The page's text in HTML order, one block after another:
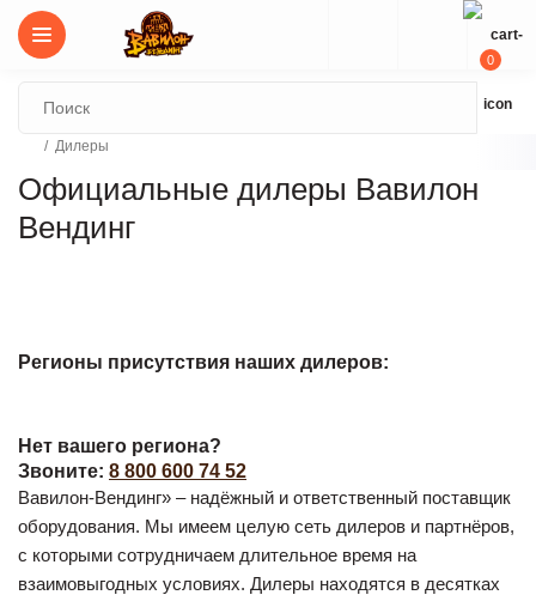
0
Дилеры
Официальные дилеры Вавилон
Вендинг
Регионы присутствия наших дилеров:
Нет вашего региона?
Звоните: 8 800 600 74 52
Вавилон-Вендинг» – надёжный и ответственный поставщик
оборудования. Мы имеем целую сеть дилеров и партнёров,
с которыми сотрудничаем длительное время на
взаимовыгодных условиях. Дилеры находятся в десятках